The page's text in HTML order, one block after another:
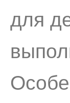
для